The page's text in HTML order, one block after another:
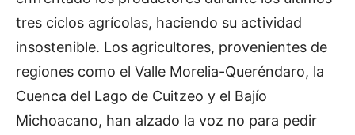
tres ciclos agrícolas, haciendo su actividad
insostenible. Los agricultores, provenientes de
regiones como el Valle Morelia-Queréndaro, la
Cuenca del Lago de Cuitzeo y el Bajío
Michoacano, han alzado la voz no para pedir